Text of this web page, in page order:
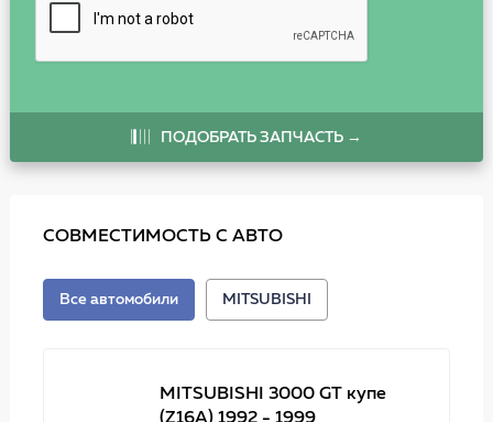
ПОДОБРАТЬ ЗАПЧАСТЬ →
СОВМЕСТИМОСТЬ С АВТО
Все автомобили MITSUBISHI
MITSUBISHI 3000 GT купе